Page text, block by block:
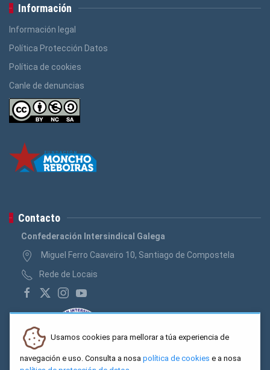
Información
Información legal
Política Protección Datos
Política de cookies
Canle de denuncias
Contacto
Confederación Intersindical Galega
Miguel Ferro Caaveiro 10, Santiago de Compostela
Rede de Locais
Usamos cookies para mellorar a túa experiencia de
navegación e uso. Consulta a nosa política de cookies e a nosa